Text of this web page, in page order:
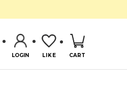
LOGIN LIKE CART